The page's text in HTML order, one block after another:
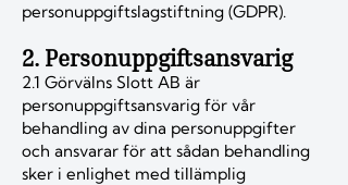
personuppgiftslagstiftning (GDPR).
2. Personuppgiftsansvarig
2.1 Görvälns Slott AB är
personuppgiftsansvarig för vår
behandling av dina personuppgifter
och ansvarar för att sådan behandling
sker i enlighet med tillämplig